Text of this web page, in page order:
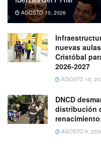
AGOSTO 10, 2026
nuevas
Cristóbal
2026-2027
AGOSTO 10,
DNCD
distribución
AGOSTO 9,